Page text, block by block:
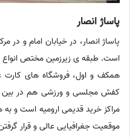
پاساژ انصار
پاساژ انصار، در خیابان امام و در
است. طبقه ی زیرزمین مختص
همکف و اول، فروشگاه های
کفش مجلسی و ورزشی هم در بین
مراکز خرید قدیمی ارومیه است و به
موقعیت جغرافیایی عالی و قرار